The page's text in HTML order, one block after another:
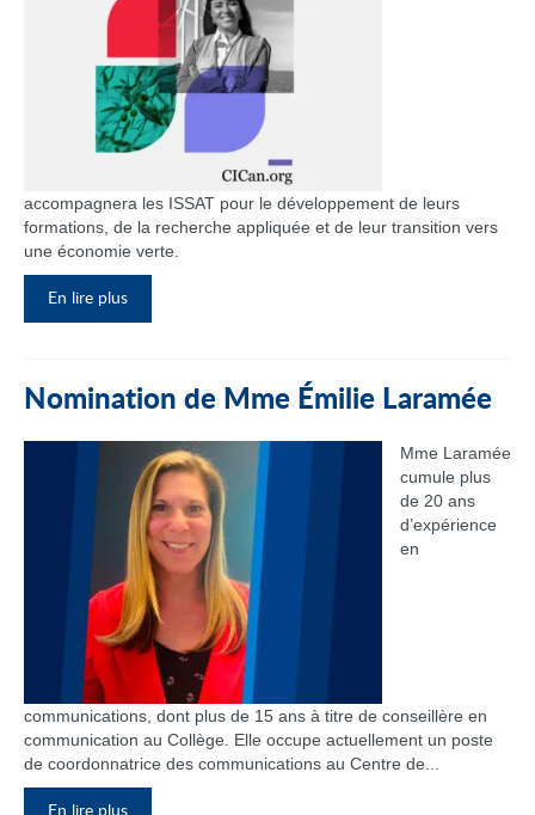
accompagnera les ISSAT pour le développement de leurs
formations, de la recherche appliquée et de leur transition vers
une économie verte.
En lire plus
Nomination de Mme Émilie Laramée
Mme Laramée
cumule plus
de 20 ans
d’expérience
en
communications, dont plus de 15 ans à titre de conseillère en
communication au Collège. Elle occupe actuellement un poste
de coordonnatrice des communications au Centre de...
En lire plus